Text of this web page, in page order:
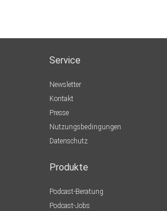
Service
Newsletter
Kontakt
Presse
Nutzungsbedingungen
Datenschutz
Produkte
Podcast-Beratung
Podcast-Jobs